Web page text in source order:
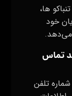
ها،
خود
می‌دهد.
تماس
تلفن